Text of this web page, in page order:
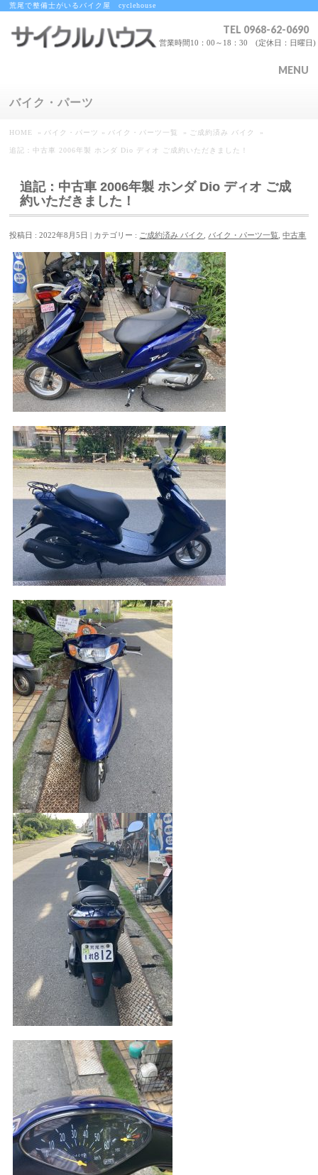
荒尾で整備士がいるバイク屋 cyclehouse
TEL 0968-62-0690
営業時間10：00～18：30 (定休日：日曜日)
MENU
バイク・パーツ
HOME » バイク・パーツ » バイク・パーツ一覧 » ご成約済み バイク »
追記：中古車 2006年製 ホンダ Dio ディオ ご成約いただきました！
追記：中古車 2006年製 ホンダ Dio ディオ ご成
約いただきました！
投稿日 : 2022年8月5日 カテゴリー : ご成約済み バイク バイク・パーツ一覧 ,中古車